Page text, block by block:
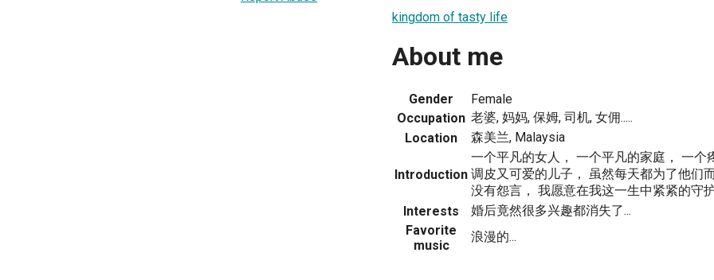
kingdom of tasty life
About me
Gender
Female
Occupation 老婆, 妈妈, 保姆, 司机, 女佣.....
Location
森美兰, Malaysia
Introduction
一个平凡的女人， 一个平凡的家庭， 一个
调皮又可爱的儿子， 虽然每天都为了他们
没有怨言， 我愿意在我这一生中紧紧的守
Interests
婚后竟然很多兴趣都消失了...
Favorite
music
浪漫的...